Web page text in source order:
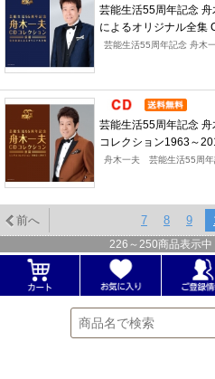
芸能生活55周年記念
によるオリジナル全集
芸能生活55周年記念 舟木
芸能生活55周年記念
コレクション1963～
舟木一夫 芸能生活55周年
前へ 7 8 9
226 ～ 250商品表示中